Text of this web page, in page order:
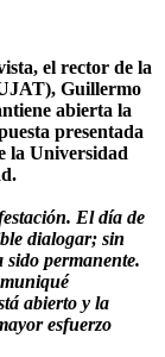
el rector de la
Guillermo
abierta la
presentada
la Universidad
El día de
dialogar; sin
sido permanente.
abierto y la
esfuerzo